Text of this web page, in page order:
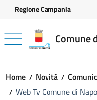
Vai ai contenuti
Vai al footer
Regione Campania
Comune
Home Novità
Web Tv Comune di